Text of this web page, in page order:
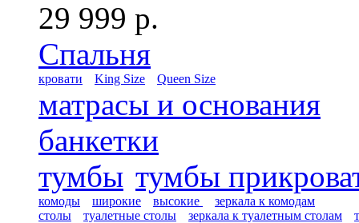
29 999 р.
Спальня
кровати King Size Queen Size
матрасы и основания
банкетки
тумбы тумбы
комоды широкие высокие
зеркала к комодам
столы
туалетные столы зеркала к туалетным столам